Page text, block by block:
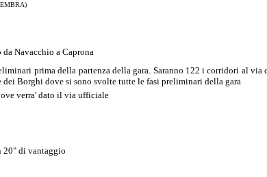
Navacchio a Caprona
prima della partenza della gara. Saranno 122 i corridori al via
Borghi dove si sono svolte tutte le fasi preliminari della gara
verra' dato il via ufficiale
20" di vantaggio